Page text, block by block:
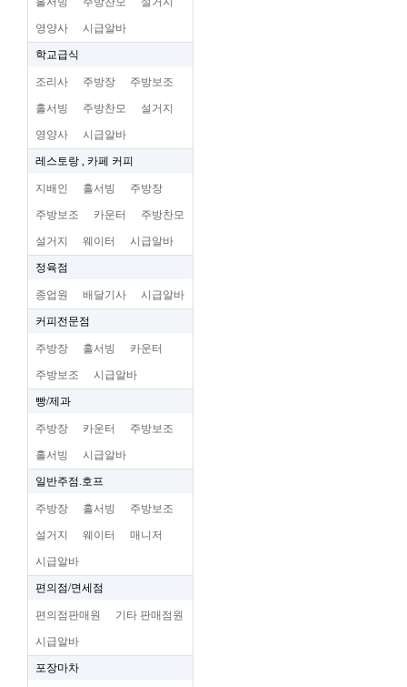
영양사 시급알바
학교급식
조리사 주방장 주방보조
홀서빙 주방찬모 설거지
영양사 시급알바
레스토랑 , 카페 커피
지배인 홀서빙 주방장
주방보조 카운터 주방찬모
설거지 웨이터 시급알바
정육점
종업원 배달기사 시급알바
커피전문점
주방장 홀서빙 카운터
주방보조 시급알바
빵/제과
주방장 카운터 주방보조
홀서빙 시급알바
일반주점.호프
주방장 홀서빙 주방보조
설거지 웨이터 매니저
시급알바
편의점/면세점
편의점판매원 기타 판매점원
시급알바
포장마차